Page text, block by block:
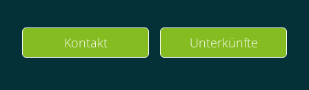
Kontakt Unterkünfte